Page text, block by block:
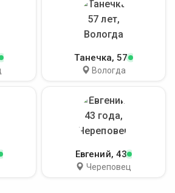
Танечка, 57
Вологда
Евгений, 43
Череповец